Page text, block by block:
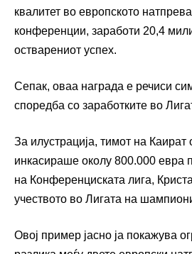
квалитет во европското
конференции, заработи 20,4
остварениот успех.
Сепак, оваа награда е речиси
споредба со заработките во
За илустрација, тимот на Каират
инкасираше околу 800.000 евра
на Конференциската лига,
учеството во Лигата на
Овој пример јасно ја покажува